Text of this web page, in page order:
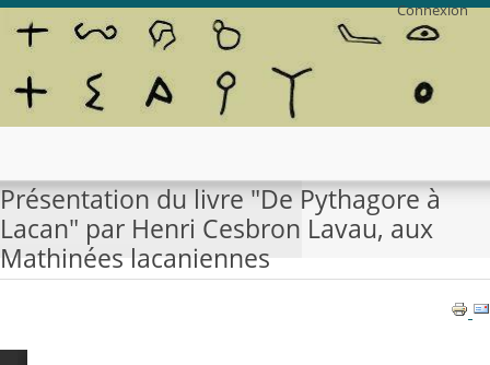
Connexion
Présentation du livre "De Pythagore à
Lacan" par Henri Cesbron Lavau, aux
Mathinées lacaniennes